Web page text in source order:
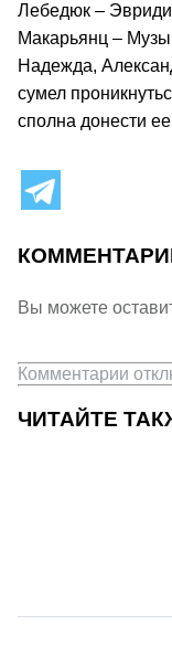
Лебедюк –
Макарьянц –
Надежда,
сумел
сполна донести
Вы можете
Комментарии
ЧИТАЙТЕ